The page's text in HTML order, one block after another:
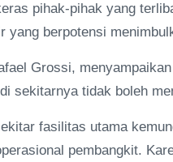
pihak-pihak yang
yang berpotensi
Grossi,
sekitarnya tidak boleh
fasilitas utama
pembangkit.